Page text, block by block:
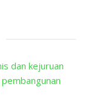
dan kejuruan